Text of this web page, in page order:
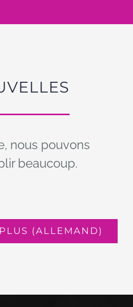
nous pouvons
beaucoup.
(ALLEMAND)